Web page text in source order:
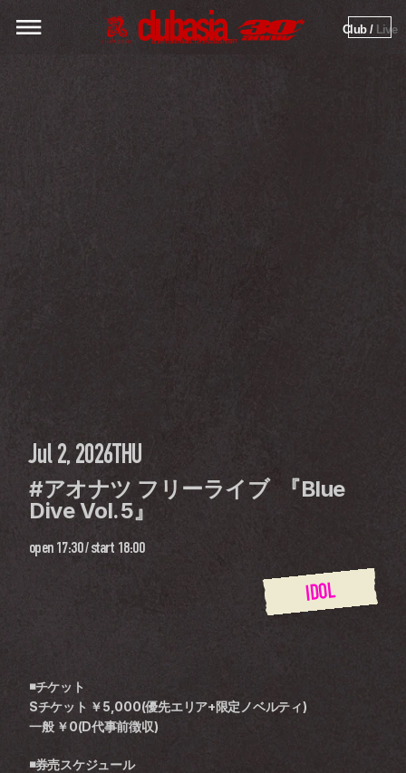
Club / Live
Jul 2, 2026THU
#アオナツ フリーライブ  『Blue
Dive Vol.5』
open 17:30 / start 18:00
IDOL
◾チケット
Sチケット ￥5,000(優先エリア+限定ノベルティ)
一般 ￥0(D代事前徴収)
◾券売スケジュール